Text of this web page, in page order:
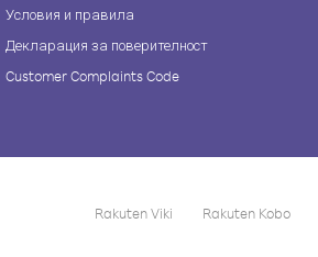
Условия и правила
Декларация за поверителност
Customer Complaints Code
Rakuten Viki Rakuten Kobo